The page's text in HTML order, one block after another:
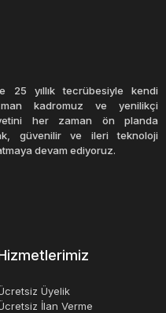
da, iyi bir şekilde
boyunca sorunsuz bir
hiç kullanılmamış ve
donatılmış bir
yatırım olarak
yüksek olduğu için,
zorlu olabilir.
değişebilir.
25 yıllık tecrübesiyle kendi
kadromuz ve yenilikçi
her zaman ön planda
güvenilir ve ileri teknoloji
devam ediyoruz.
Üyelik
İlan Verme